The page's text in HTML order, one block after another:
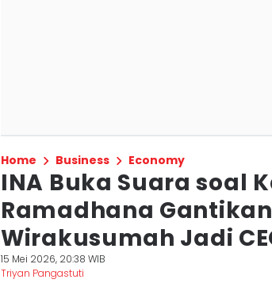
Home Business Economy
INA Buka Suara soal
Ramadhana
Wirakusumah Jadi
15 Mei 2026, 20:38 WIB
Triyan Pangastuti